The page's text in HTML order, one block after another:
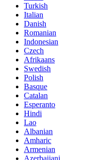
Turkish
Italian
Danish
Romanian
Indonesian
Czech
Afrikaans
Swedish
Polish
Basque
Catalan
Esperanto
Hindi
Lao
Albanian
Amharic
Armenian
Azerbaijani